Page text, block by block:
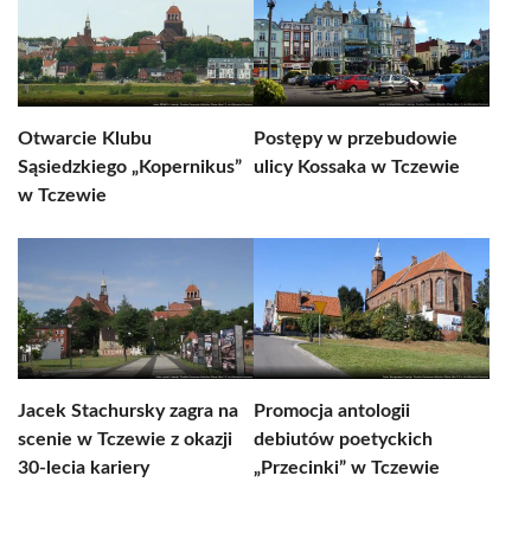
Otwarcie Klubu
Sąsiedzkiego „Kopernikus”
w Tczewie
Postępy w przebudowie
ulicy Kossaka w Tczewie
Jacek Stachursky zagra na
scenie w Tczewie z okazji
30-lecia kariery
Promocja antologii
debiutów poetyckich
„Przecinki” w Tczewie